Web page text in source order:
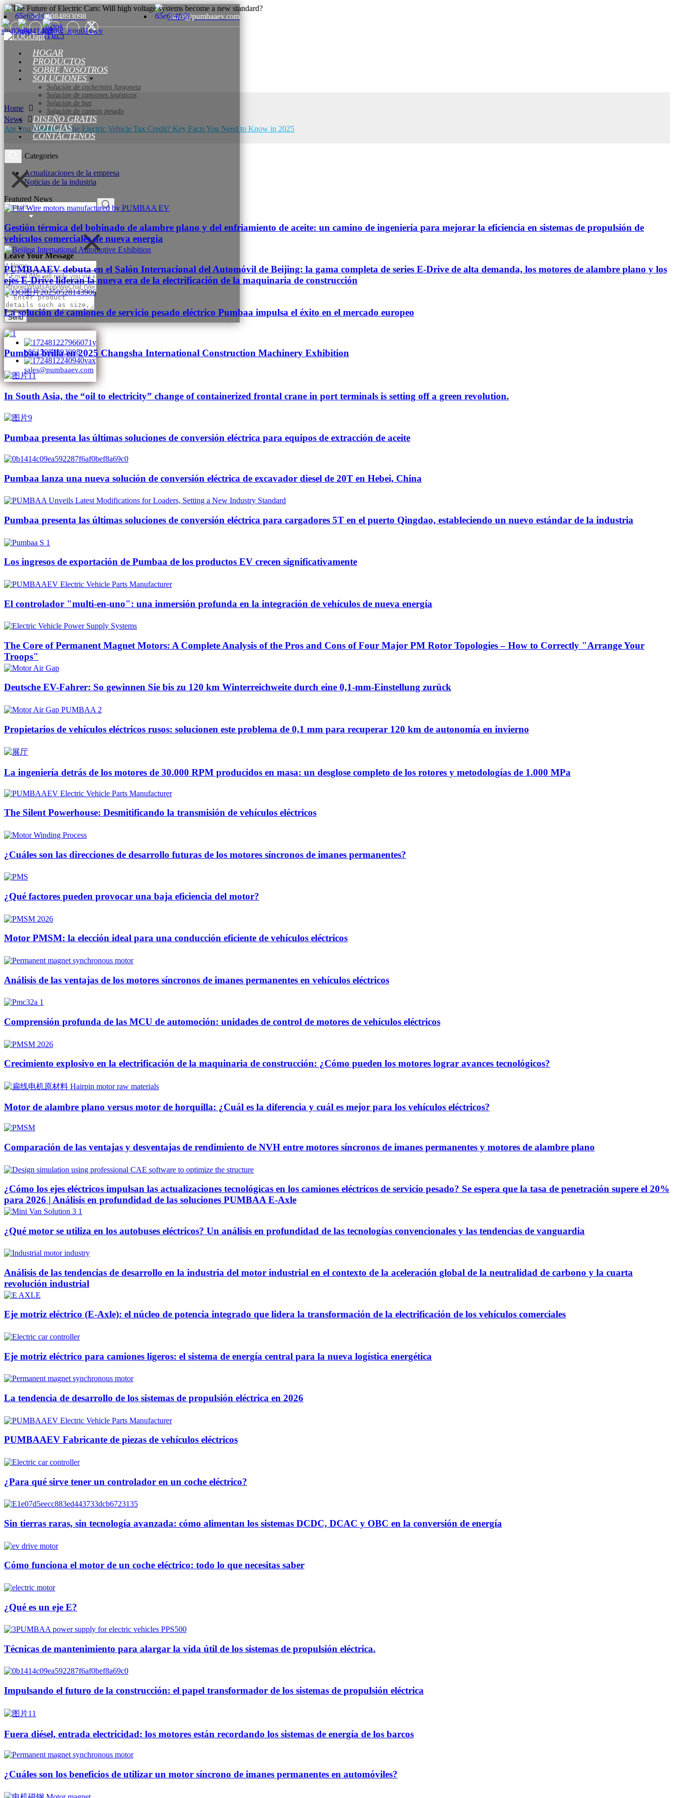
+8615084893098 sales@pumbaaev.com
HOGAR
PRODUCTOS
SOBRE NOSOTROS
SOLUCIONES
Solución de coche/mini furgoneta
Solución de camiones logísticos
Solución de bus
Solución de camión pesado
DISEÑO GRATIS
NOTICIAS
CONTÁCTENOS
Leave Your Message
Send
+8615084893098
sales@pumbaaev.com
Home
News
Are You Eligible for the Electric Vehicle Tax Credit? Key Facts You Need to Know in 2025
News Categories
Actualizaciones de la empresa
Noticias de la industria
Featured News
Gestión térmica del bobinado de alambre plano y del enfriamiento de aceite: un camino de ingeniería para mejorar la eficiencia en sistemas de propulsión de
vehículos comerciales de nueva energía
PUMBAAEV debuta en el Salón Internacional del Automóvil de Beijing: la gama completa de series E-Drive de alta demanda, los motores de alambre plano y los
ejes E-Drive lideran la nueva era de la electrificación de la maquinaria de construcción
La solución de camiones de servicio pesado eléctrico Pumbaa impulsa el éxito en el mercado europeo
Pumbaa brilla en 2025 Changsha International Construction Machinery Exhibition
In South Asia, the “oil to electricity” change of containerized frontal crane in port terminals is setting off a green revolution.
Pumbaa presenta las últimas soluciones de conversión eléctrica para equipos de extracción de aceite
Pumbaa lanza una nueva solución de conversión eléctrica de excavador diesel de 20T en Hebei, China
Pumbaa presenta las últimas soluciones de conversión eléctrica para cargadores 5T en el puerto Qingdao, estableciendo un nuevo estándar de la industria
Los ingresos de exportación de Pumbaa de los productos EV crecen significativamente
El controlador "multi-en-uno": una inmersión profunda en la integración de vehículos de nueva energía
The Core of Permanent Magnet Motors: A Complete Analysis of the Pros and Cons of Four Major PM Rotor Topologies – How to Correctly "Arrange Your
Troops"
Deutsche EV-Fahrer: So gewinnen Sie bis zu 120 km Winterreichweite durch eine 0,1-mm-Einstellung zurück
Propietarios de vehículos eléctricos rusos: solucionen este problema de 0,1 mm para recuperar 120 km de autonomía en invierno
La ingeniería detrás de los motores de 30.000 RPM producidos en masa: un desglose completo de los rotores y metodologías de 1.000 MPa
The Silent Powerhouse: Desmitificando la transmisión de vehículos eléctricos
¿Cuáles son las direcciones de desarrollo futuras de los motores síncronos de imanes permanentes?
¿Qué factores pueden provocar una baja eficiencia del motor?
Motor PMSM: la elección ideal para una conducción eficiente de vehículos eléctricos
Análisis de las ventajas de los motores síncronos de imanes permanentes en vehículos eléctricos
Comprensión profunda de las MCU de automoción: unidades de control de motores de vehículos eléctricos
Crecimiento explosivo en la electrificación de la maquinaria de construcción: ¿Cómo pueden los motores lograr avances tecnológicos?
Motor de alambre plano versus motor de horquilla: ¿Cuál es la diferencia y cuál es mejor para los vehículos eléctricos?
Comparación de las ventajas y desventajas de rendimiento de NVH entre motores síncronos de imanes permanentes y motores de alambre plano
¿Cómo los ejes eléctricos impulsan las actualizaciones tecnológicas en los camiones eléctricos de servicio pesado? Se espera que la tasa de penetración supere el 20%
para 2026 | Análisis en profundidad de las soluciones PUMBAA E-Axle
¿Qué motor se utiliza en los autobuses eléctricos? Un análisis en profundidad de las tecnologías convencionales y las tendencias de vanguardia
Análisis de las tendencias de desarrollo en la industria del motor industrial en el contexto de la aceleración global de la neutralidad de carbono y la cuarta
revolución industrial
Eje motriz eléctrico (E-Axle): el núcleo de potencia integrado que lidera la transformación de la electrificación de los vehículos comerciales
Eje motriz eléctrico para camiones ligeros: el sistema de energía central para la nueva logística energética
La tendencia de desarrollo de los sistemas de propulsión eléctrica en 2026
PUMBAAEV Fabricante de piezas de vehículos eléctricos
¿Para qué sirve tener un controlador en un coche eléctrico?
Sin tierras raras, sin tecnología avanzada: cómo alimentan los sistemas DCDC, DCAC y OBC en la conversión de energía
Cómo funciona el motor de un coche eléctrico: todo lo que necesitas saber
¿Qué es un eje E?
Técnicas de mantenimiento para alargar la vida útil de los sistemas de propulsión eléctrica.
Impulsando el futuro de la construcción: el papel transformador de los sistemas de propulsión eléctrica
Fuera diésel, entrada electricidad: los motores están recordando los sistemas de energía de los barcos
¿Cuáles son los beneficios de utilizar un motor síncrono de imanes permanentes en automóviles?